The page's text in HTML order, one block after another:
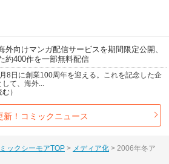
外向けマンガ配信サービスを期間限定公開、
約400作を一部無料配信
8日に創業100周年を迎える。これを記念した企
して、海外...
）
新！コミックニュース
ックシーモアTOP メディア化
2006年冬ア